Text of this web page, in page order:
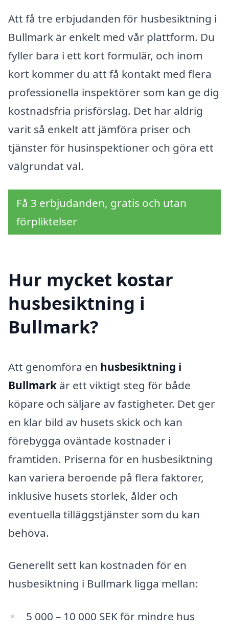
Att få tre erbjudanden för husbesiktning i
Bullmark är enkelt med vår plattform. Du
fyller bara i ett kort formulär, och inom
kort kommer du att få kontakt med flera
professionella inspektörer som kan ge dig
kostnadsfria prisförslag. Det har aldrig
varit så enkelt att jämföra priser och
tjänster för husinspektioner och göra ett
välgrundat val.
Få 3 erbjudanden, gratis och utan
förpliktelser
Hur mycket kostar
husbesiktning i
Bullmark?
Att genomföra en husbesiktning i
Bullmark är ett viktigt steg för både
köpare och säljare av fastigheter. Det ger
en klar bild av husets skick och kan
förebygga oväntade kostnader i
framtiden. Priserna för en husbesiktning
kan variera beroende på flera faktorer,
inklusive husets storlek, ålder och
eventuella tilläggstjänster som du kan
behöva.
Generellt sett kan kostnaden för en
husbesiktning i Bullmark ligga mellan:
5 000 – 10 000 SEK för mindre hus